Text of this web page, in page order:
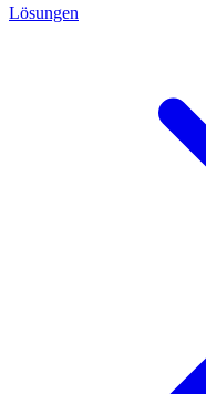
Lösungen